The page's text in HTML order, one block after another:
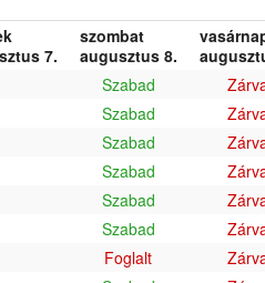
7.
szombat
augusztus 8.
Szabad
Szabad
Szabad
Szabad
Szabad
Szabad
Foglalt